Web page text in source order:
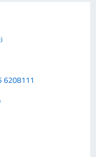
6208111